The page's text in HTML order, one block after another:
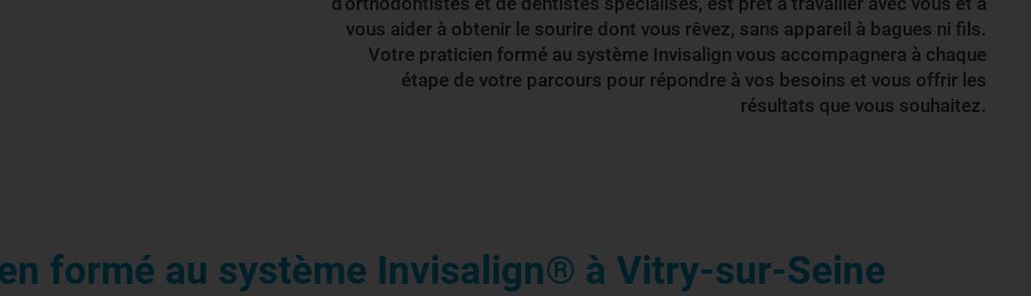
vous aider à obtenir le sourire dont vous rêvez, sans appareil à bagues ni fils.
Votre praticien formé au système Invisalign vous accompagnera à chaque
étape de votre parcours pour répondre à vos besoins et vous offrir les
résultats que vous souhaitez.
formé au système Invisalign® à Vitry-sur-Seine